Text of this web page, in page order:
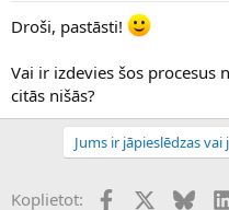
Droši, pastāsti!
Vai ir izdevies šos
citās nišās?
Jums ir jāpieslēdzas
Koplietot: Facebook
X